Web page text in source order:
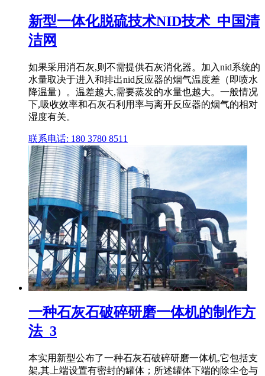
新型一体化脱硫技术NID技术_中国清
洁网
如果采用消石灰,则不需提供石灰消化器。加入nid系统的
水量取决于进入和排出nid反应器的烟气温度差（即喷水
降温量）。温差越大,需要蒸发的水量也越大。一般情况
下,吸收效率和石灰石利用率与离开反应器的烟气的相对
湿度有关。
联系电话: 180 3780 8511
一种石灰石破碎研磨一体机的制作方
法_3
本实用新型公布了一种石灰石破碎研磨一体机,它包括支
架,其上端设置有密封的罐体；所述罐体下端的除尘仓与